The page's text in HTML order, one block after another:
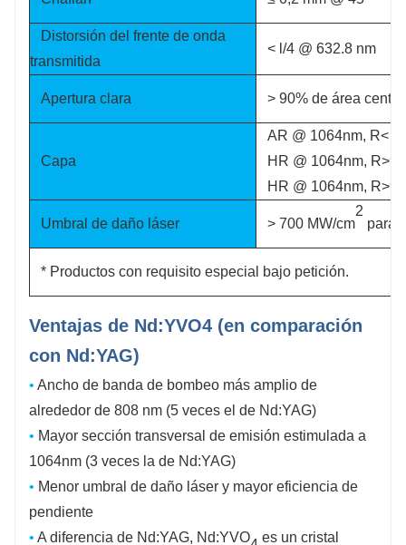
Distorsión del frente de onda
transmitida
< l/4 @ 632.8 nm
Apertura clara > 90% de área
Capa
AR @ 1064nm, R<
HR @ 1064nm,
HR @ 1064nm,
Umbral de daño láser > 700 MW/cm
2
para
* Productos con requisito especial bajo petición.
Ventajas de Nd:YVO4 (en comparación
con Nd:YAG)
• Ancho de banda de bombeo más amplio de
alrededor de 808 nm (5 veces el de Nd:YAG)
• Mayor sección transversal de emisión estimulada a
1064nm (3 veces la de Nd:YAG)
• Menor umbral de daño láser y mayor eficiencia de
pendiente
• A diferencia de Nd:YAG, Nd:YVO es un cristal